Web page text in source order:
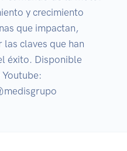
y crecimiento
que impactan,
las claves que han
éxito. Disponible